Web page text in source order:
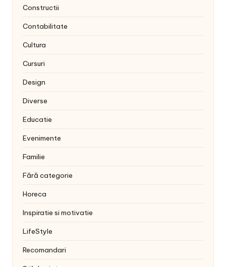
Constructii
Contabilitate
Cultura
Cursuri
Design
Diverse
Educatie
Evenimente
Familie
Fără categorie
Horeca
Inspiratie si motivatie
LifeStyle
Recomandari